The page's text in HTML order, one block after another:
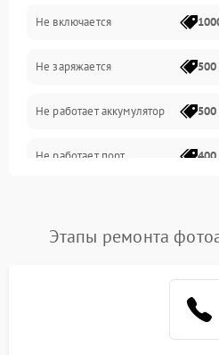
Проблемы с картами памяти
Объективы
Программные сбои
Коммуникации и интерфейсы
Не включается
Не заряжается
Не работает аккумулятор
Не работает порт 400
Этапы ремонта